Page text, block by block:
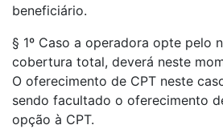
beneficiário.
§ 1º Caso a operadora opte pelo
cobertura total, deverá neste
O oferecimento de CPT neste
sendo facultado o oferecimento
opção à CPT.